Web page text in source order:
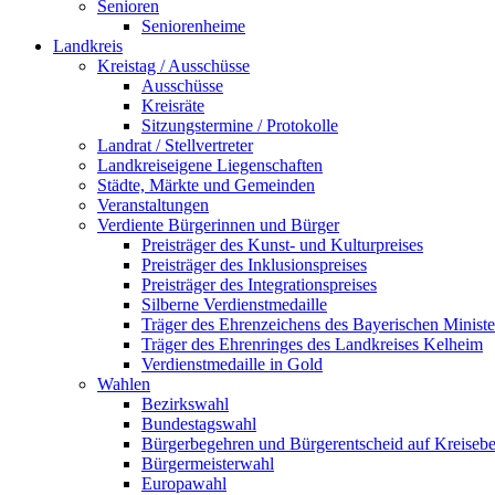
Senioren
Seniorenheime
Landkreis
Kreistag / Ausschüsse
Ausschüsse
Kreisräte
Sitzungstermine / Protokolle
Landrat / Stellvertreter
Landkreiseigene Liegenschaften
Städte, Märkte und Gemeinden
Veranstaltungen
Verdiente Bürgerinnen und Bürger
Preisträger des Kunst- und Kulturpreises
Preisträger des Inklusionspreises
Preisträger des Integrationspreises
Silberne Verdienstmedaille
Träger des Ehrenzeichens des Bayerischen
Träger des Ehrenringes des Landkreises Kelheim
Verdienstmedaille in Gold
Wahlen
Bezirkswahl
Bundestagswahl
Bürgerbegehren und Bürgerentscheid auf
Bürgermeisterwahl
Europawahl